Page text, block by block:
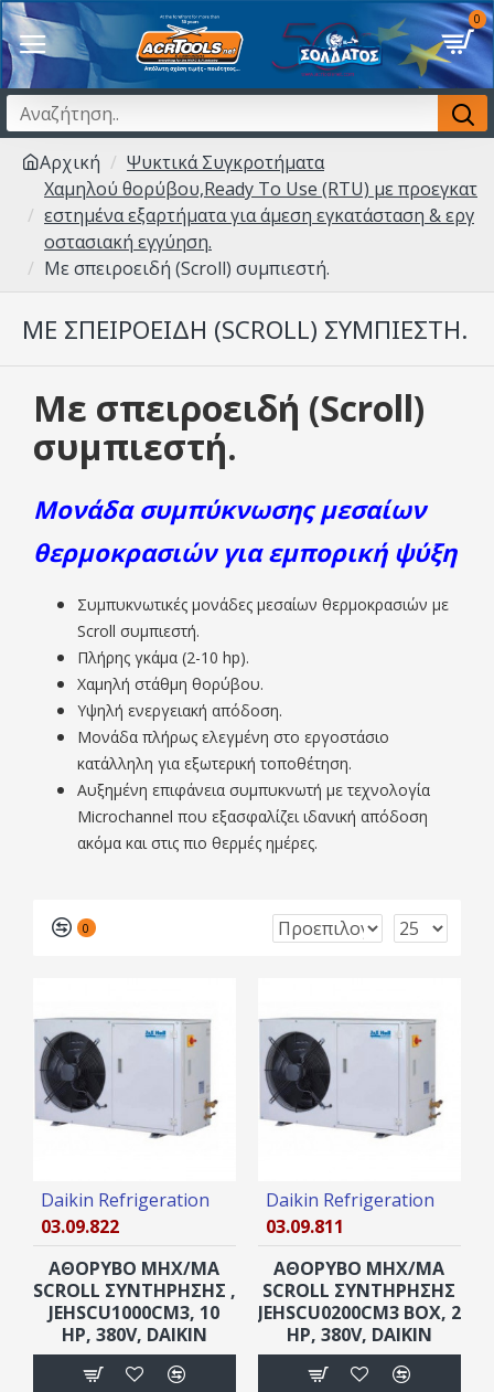
0
Αρχική
Ψυκτικά Συγκροτήματα
Χαμηλού θορύβου,Ready To Use (RTU) με προεγκατ
εστημένα εξαρτήματα για άμεση εγκατάσταση & εργ
οστασιακή εγγύηση.
Με σπειροειδή (Scroll) συμπιεστή.
ΜΕ ΣΠΕΙΡΟΕΙΔΉ (SCROLL) ΣΥΜΠΙΕΣΤΉ.
Με σπειροειδή (Scroll)
συμπιεστή.
Μονάδα συμπύκνωσης μεσαίων
θερμοκρασιών για εμπορική ψύξη
Συμπυκνωτικές μονάδες μεσαίων θερμοκρασιών με
Scroll συμπιεστή.
Πλήρης γκάμα (2-10 hp).
Χαμηλή στάθμη θορύβου.
Υψηλή ενεργειακή απόδοση.
Μονάδα πλήρως ελεγμένη στο εργοστάσιο
κατάλληλη για εξωτερική τοποθέτηση.
Αυξημένη επιφάνεια συμπυκνωτή με τεχνολογία
Microchannel που εξασφαλίζει ιδανική απόδοση
ακόμα και στις πιο θερμές ημέρες.
0
Daikin Refrigeration
03.09.822
ΑΘΟΡΥΒΟ ΜΗΧ/ΜΑ
SCROLL ΣΥΝΤΗΡΗΣΗΣ ,
JEHSCU1000CM3, 10
ΗΡ, 380V, DAIKIN
Daikin Refrigeration
03.09.811
ΑΘΟΡΥΒΟ ΜΗΧ/ΜΑ
SCROLL ΣΥΝΤΗΡΗΣΗΣ
JEHSCU0200CM3 ΒOX, 2
ΗΡ, 380V, DAIKIN